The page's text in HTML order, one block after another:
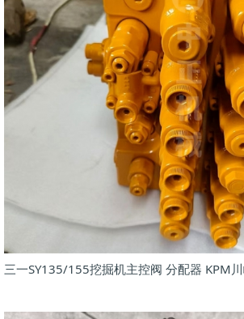
三一SY135/155挖掘机主控阀 分配器 KPM